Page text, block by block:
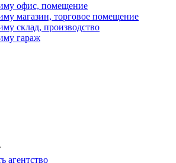
офис, помещение
магазин, торговое помещение
склад, производство
гараж
агентство